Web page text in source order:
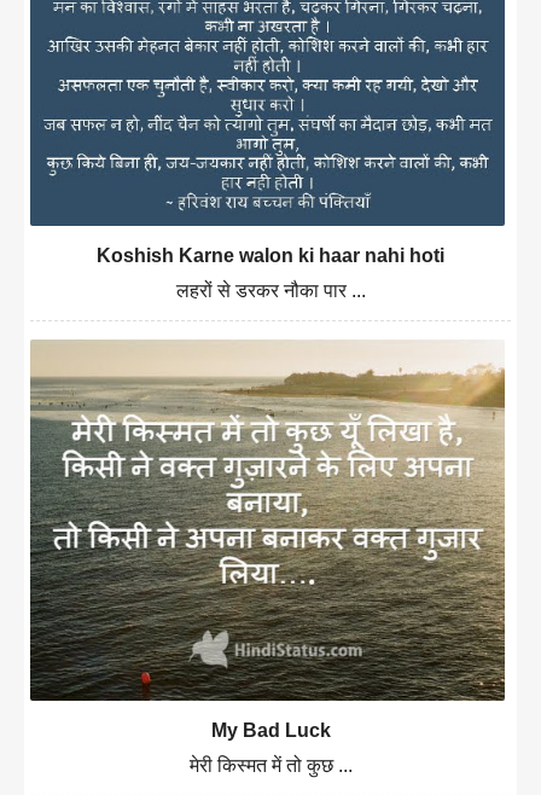
Koshish Karne walon ki haar nahi hoti
लहरों से डरकर नौका पार ...
My Bad Luck
मेरी किस्मत में तो कुछ ...